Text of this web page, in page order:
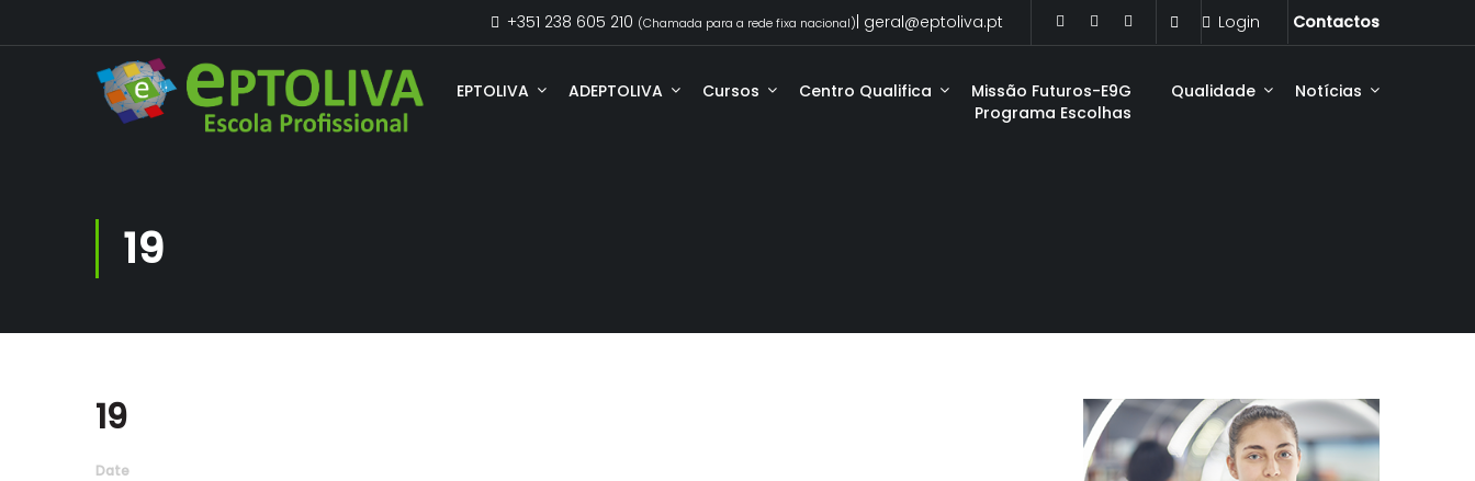
Login Contactos
+351 238 605 210 (Chamada para a rede fixa nacional) | geral@eptoliva.pt
EPTOLIVA ADEPTOLIVA Cursos Centro Qualifica
Missão Futuros-E9G
Programa Escolhas
Qualidade Notícias
19
19
Date